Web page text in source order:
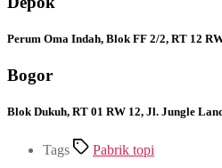
Perum Oma Indah, Blok FF 2/2, RT 12
Bogor
Blok Dukuh, RT 01 RW 12, Jl. Jungle
Tags Pabrik topi